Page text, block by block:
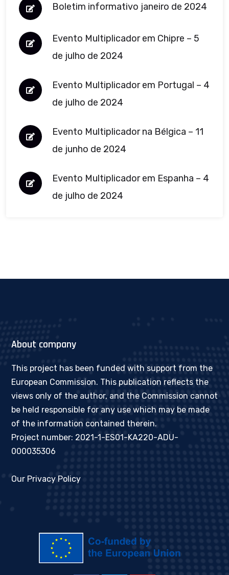
Boletim informativo janeiro de 2024
Evento Multiplicador em Chipre – 5
de julho de 2024
Evento Multiplicador em Portugal – 4
de julho de 2024
Evento Multiplicador na Bélgica – 11
de junho de 2024
Evento Multiplicador em Espanha – 4
de julho de 2024
About company
This project has been funded with support from the
European Commission. This publication reflects the
views only of the author, and the Commission cannot
be held responsible for any use which may be made
of the information contained therein.
Project number: 2021-1-ES01-KA220-ADU-
000035306
Our Privacy Policy